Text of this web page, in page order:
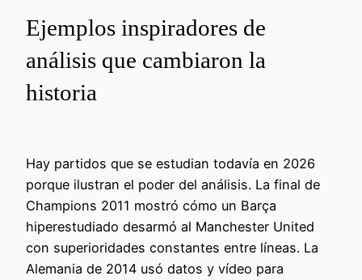
Ejemplos inspiradores de
análisis que cambiaron la
historia
Hay partidos que se estudian todavía en 2026
porque ilustran el poder del análisis. La final de
Champions 2011 mostró cómo un Barça
hiperestudiado desarmó al Manchester United
con superioridades constantes entre líneas. La
Alemania de 2014 usó datos y vídeo para